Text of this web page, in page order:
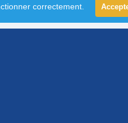
correctement.